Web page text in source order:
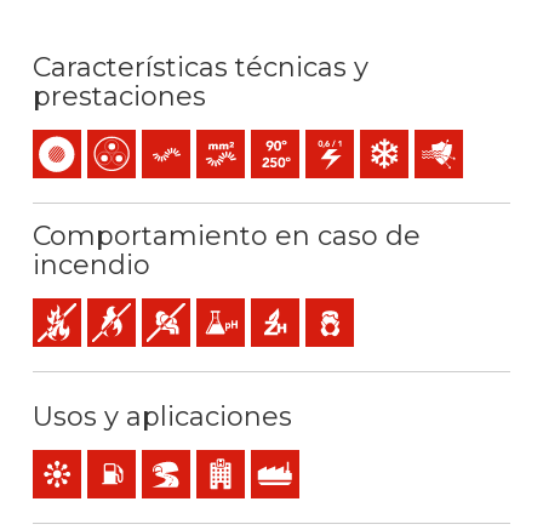
Características técnicas y
prestaciones
UnipolarMultipolar Conductor flexible (clase 5) mm2
Temperatura máx. servicio: 90ºC /
0,6/1 (1,2) kV C.AResistencia al frío
Protección
Comportamiento en caso de
incendio
No propagador de incendio
No propagador de la llama
Baja emisión y opacidad de los humos
Baja acidez y conductividad gases: pH<4,3
Libre de halógenos
Baja emisión de gases tóxicos
Usos y aplicaciones
Mando y control
Locales con riesgo de incendio o explosión
BD2, BD3, BD4 (túneles, rascacielos…)
Locales de pública concurrencia
Uso industrial